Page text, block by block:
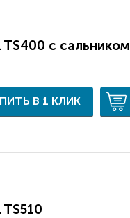
с сальником
В 1 КЛИК